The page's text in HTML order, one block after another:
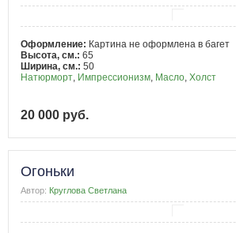
Оформление: Картина не оформлена в багет
Высота, см.: 65
Ширина, см.: 50
Натюрморт, Импрессионизм, Масло, Холст
20 000 руб.
Огоньки
Автор: Круглова Светлана